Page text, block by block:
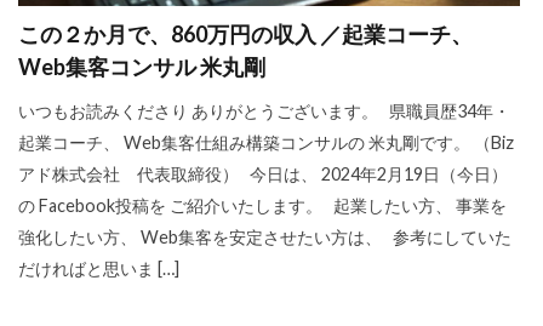
この２か月で、860万円の収入 ／起業コーチ、
Web集客コンサル 米丸剛
いつもお読みくださり ありがとうございます。 県職員歴34年・
起業コーチ、 Web集客仕組み構築コンサルの 米丸剛です。 （Biz
アド株式会社 代表取締役） 今日は、 2024年2月19日（今日）
の Facebook投稿を ご紹介いたします。 起業したい方、 事業を
強化したい方、 Web集客を安定させたい方は、 参考にしていた
だければと思いま […]